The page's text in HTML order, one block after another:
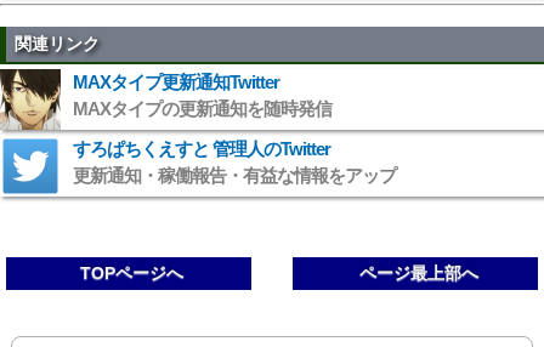
関連リンク
MAXタイプ更新通知Twitter
MAXタイプの更新通知を随時発信
すろぱちくえすと 管理人のTwitter
更新通知・稼働報告・有益な情報をアップ
TOPページへ ページ最上部へ